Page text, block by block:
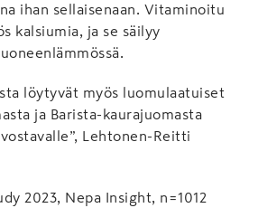
ihan sellaisenaan. Vitaminoitu
kalsiumia, ja se säilyy
löytyvät myös luomulaatuiset
ja Barista-kaurajuomasta
Lehtonen-Reitti
2023, Nepa Insight, n=1012